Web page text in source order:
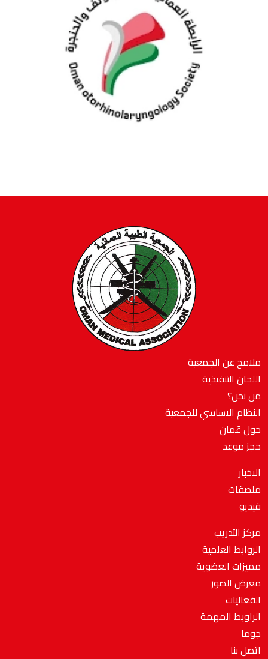
ملامح عن الجمعية
اللجان التنفيذية
من نحن؟
النظام الاساسي للجمعية
حول عُمان
حجز موعد
الاخبار
ملصقات
فيديو
مركز التدريب
الروابط العلمية
مميزات العضوية
معرض الصور
الفعاليات
الراوبط المهمة
جوما
اتصل بنا